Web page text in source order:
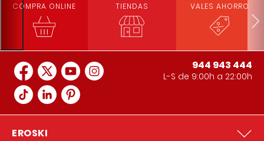
COMPRA ONLINE TIENDAS VALES AHORRO
944 943 444
L-S de 9:00h a 22:00h
EROSKI